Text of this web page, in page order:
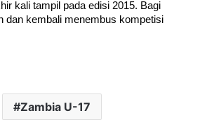
kali tampil pada edisi 2015. Bagi
dan kembali menembus kompetisi
Zambia U-17